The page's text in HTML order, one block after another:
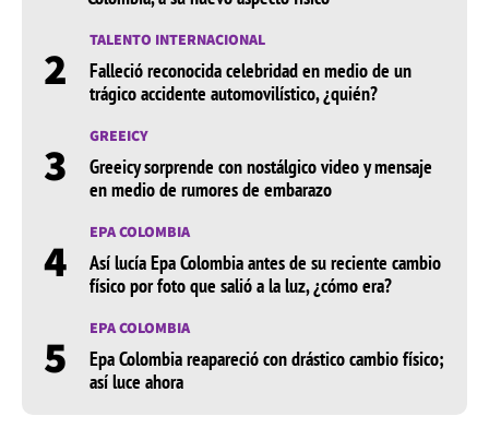
2 TALENTO INTERNACIONAL
Falleció reconocida celebridad en medio de un
trágico accidente automovilístico, ¿quién?
3 GREEICY
Greeicy sorprende con nostálgico video y mensaje
en medio de rumores de embarazo
4 EPA COLOMBIA
Así lucía Epa Colombia antes de su reciente cambio
físico por foto que salió a la luz, ¿cómo era?
5 EPA COLOMBIA
Epa Colombia reapareció con drástico cambio físico;
así luce ahora